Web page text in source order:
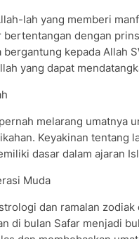
lah yang memberi
dengan
kepada Allah
yang dapat
melarang umatnya
Keyakinan tentang
dasar dalam ajaran
Muda
dan ramalan zodiak
di bulan Safar menjadi